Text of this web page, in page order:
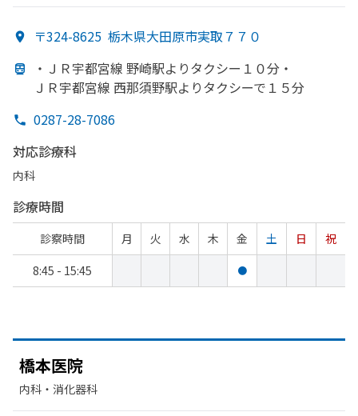
〒324-8625 栃木県大田原市実取７７０
・ＪＲ宇都宮線 野崎駅よりタクシー１０分・
ＪＲ宇都宮線 西那須野駅よりタクシーで １５分
0287-28-7086
対応診療科
内科
診療時間
診察時間 月 火 水 木 金 土 日
祝
8:45 - 15:45
●
橋本医院
内科・​消化器科